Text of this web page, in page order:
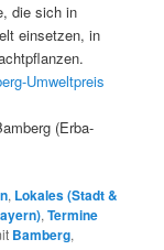
die sich in
einsetzen, in
Umweltpreis
(Erba-
, Lokales (Stadt &
,Termine
Bamberg,